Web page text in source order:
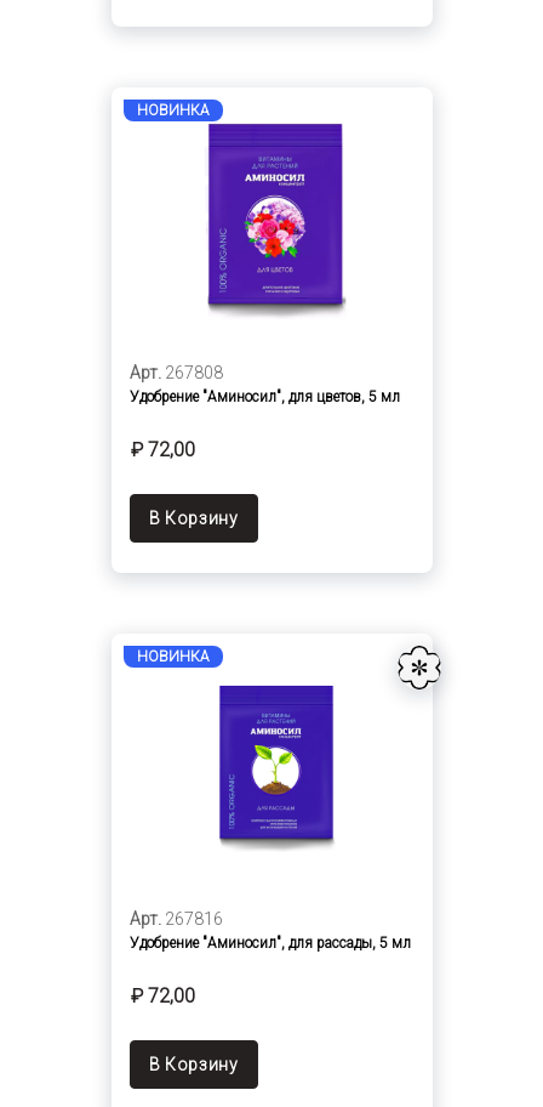
НОВИНКА
Арт. 267808
Удобрение "Аминосил", для цветов, 5 мл
₽ 72,00
В Корзину
НОВИНКА
Арт. 267816
Удобрение "Аминосил", для рассады, 5 мл
₽ 72,00
В Корзину